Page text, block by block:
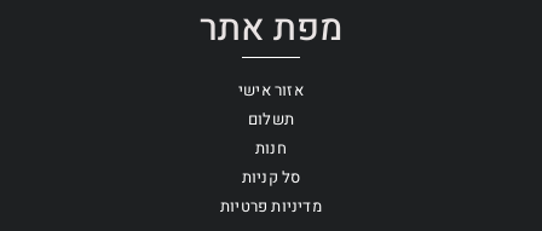
מפת אתר
אזור אישי
תשלום
חנות
סל קניות
מדיניות פרטיות